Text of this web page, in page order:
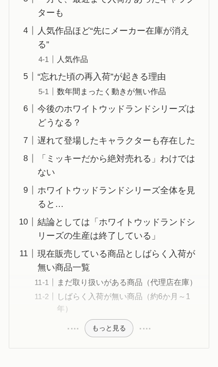
ターも
人気作品ほど“先にメーカー在庫が消え
る”
人気作品
“忘れた頃の再入荷”が起きる理由
数年間まったく動きが無い作品
今後のホワイトウッドランドシリーズは
どうなる？
遅れて登場したキャラクターも存在した
「ミッキーだから絶対売れる」わけでは
ない
ホワイトウッドランドシリーズ全体を見
ると…
結論としては「ホワイトウッドランドシ
リーズの生産は終了している」
現在販売している商品としばらく入荷が
無い商品一覧
まだ取り扱いがある商品（代理店在庫）
しばらく入荷が無い商品（約6か月～1
年）
もっと見る